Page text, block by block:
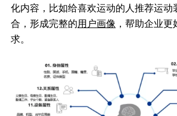
化内容，比如给喜欢运动的人推荐运动
合，形成完整的用户画像 ，帮助企业
求。